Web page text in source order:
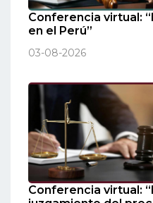
Conferencia virtual:
en el Perú”
03-08-2026
Conferencia virtual: